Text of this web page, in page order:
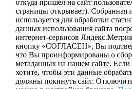
откуда пришел на сайт
страницы открывает). Собранная
используется для обработки
данных использования сайта
интернет-сервисов
кнопку «СОГЛАСЕН», Вы
что Вы проинформированы о
метаданных на нашем сайте.
хотите, чтобы эти данные
должны покинуть сайт.